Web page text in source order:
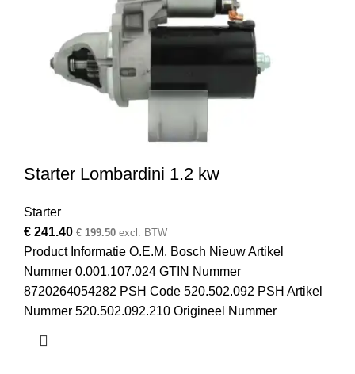
Starter Lombardini 1.2 kw
Starter
€ 241.40 € 199.50 excl. BTW
Product Informatie O.E.M. Bosch Nieuw Artikel
Nummer 0.001.107.024 GTIN Nummer
8720264054282 PSH Code 520.502.092 PSH Artikel
Nummer 520.502.092.210 Origineel Nummer